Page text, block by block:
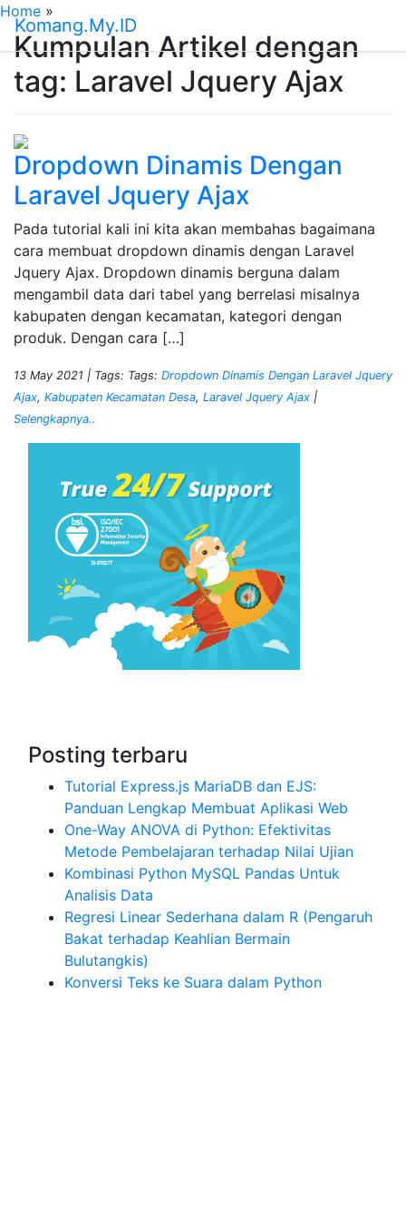
Komang.My.ID
Home »
Kumpulan Artikel dengan
tag: Laravel Jquery Ajax
Dropdown Dinamis Dengan
Laravel Jquery Ajax
Pada tutorial kali ini kita akan membahas bagaimana
cara membuat dropdown dinamis dengan Laravel
Jquery Ajax. Dropdown dinamis berguna dalam
mengambil data dari tabel yang berrelasi misalnya
kabupaten dengan kecamatan, kategori dengan
produk. Dengan cara […]
13 May 2021 | Tags: Tags: Dropdown Dinamis Dengan Laravel Jquery
Ajax, Kabupaten Kecamatan Desa, Laravel Jquery Ajax |
Selengkapnya..
Posting terbaru
Tutorial Express.js MariaDB dan EJS:
Panduan Lengkap Membuat Aplikasi Web
One-Way ANOVA di Python: Efektivitas
Metode Pembelajaran terhadap Nilai Ujian
Kombinasi Python MySQL Pandas Untuk
Analisis Data
Regresi Linear Sederhana dalam R (Pengaruh
Bakat terhadap Keahlian Bermain
Bulutangkis)
Konversi Teks ke Suara dalam Python